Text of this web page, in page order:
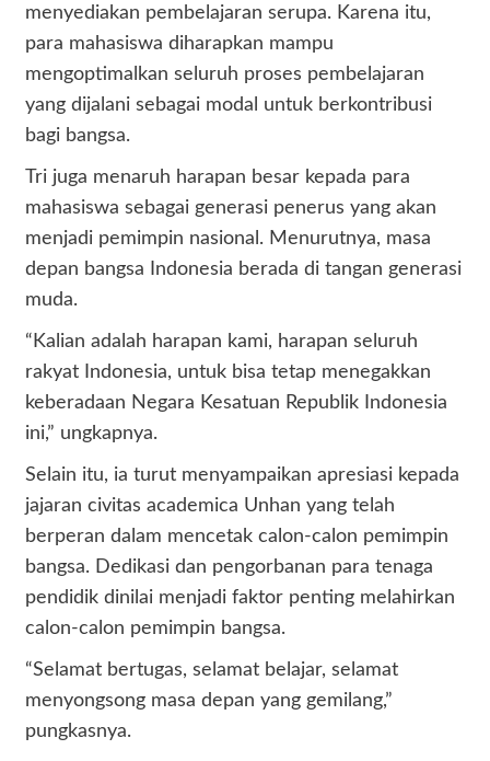
menyediakan pembelajaran serupa. Karena itu,
para mahasiswa diharapkan mampu
mengoptimalkan seluruh proses pembelajaran
yang dijalani sebagai modal untuk berkontribusi
bagi bangsa.
Tri juga menaruh harapan besar kepada para
mahasiswa sebagai generasi penerus yang akan
menjadi pemimpin nasional. Menurutnya, masa
depan bangsa Indonesia berada di tangan generasi
muda.
“Kalian adalah harapan kami, harapan seluruh
rakyat Indonesia, untuk bisa tetap menegakkan
keberadaan Negara Kesatuan Republik Indonesia
ini,” ungkapnya.
Selain itu, ia turut menyampaikan apresiasi kepada
jajaran civitas academica Unhan yang telah
berperan dalam mencetak calon-calon pemimpin
bangsa. Dedikasi dan pengorbanan para tenaga
pendidik dinilai menjadi faktor penting melahirkan
calon-calon pemimpin bangsa.
“Selamat bertugas, selamat belajar, selamat
menyongsong masa depan yang gemilang,”
pungkasnya.